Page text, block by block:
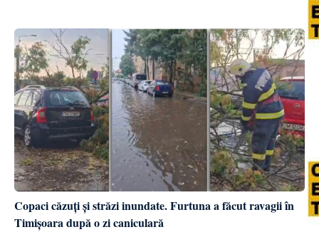
Copaci căzuți și străzi inundate. Furtuna a făcut ravagii în
Timișoara după o zi caniculară